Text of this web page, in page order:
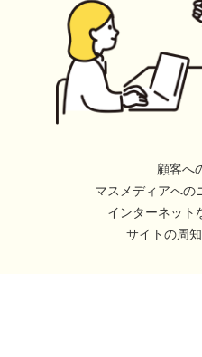
顧客へ
マスメディアへの
インターネット
サイトの周